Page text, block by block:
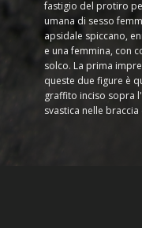
fastigio del protiro
umana di sesso
apsidale spiccano,
e una femmina, con
solco. La prima
queste due figure è
graffito inciso sopra
svastica nelle